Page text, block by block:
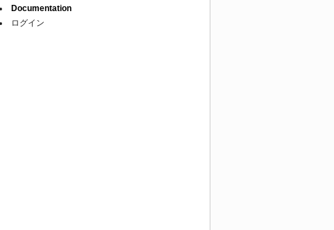
Documentation
ログイン